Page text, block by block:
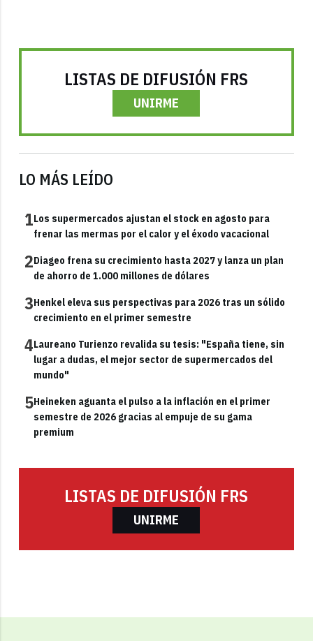
LISTAS DE DIFUSIÓN FRS
UNIRME
LO MÁS LEÍDO
1Los supermercados ajustan el stock en agosto para
frenar las mermas por el calor y el éxodo vacacional
2Diageo frena su crecimiento hasta 2027 y lanza un plan
de ahorro de 1.000 millones de dólares
3Henkel eleva sus perspectivas para 2026 tras un sólido
crecimiento en el primer semestre
4Laureano Turienzo revalida su tesis: "España tiene, sin
lugar a dudas, el mejor sector de supermercados del
mundo"
5Heineken aguanta el pulso a la inflación en el primer
semestre de 2026 gracias al empuje de su gama
premium
LISTAS DE DIFUSIÓN FRS
UNIRME